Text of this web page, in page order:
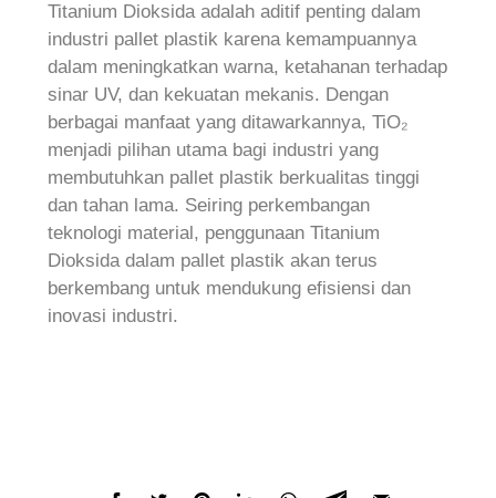
Titanium Dioksida adalah aditif penting dalam
industri pallet plastik karena kemampuannya
dalam meningkatkan warna, ketahanan terhadap
sinar UV, dan kekuatan mekanis. Dengan
berbagai manfaat yang ditawarkannya, TiO₂
menjadi pilihan utama bagi industri yang
membutuhkan pallet plastik berkualitas tinggi
dan tahan lama. Seiring perkembangan
teknologi material, penggunaan Titanium
Dioksida dalam pallet plastik akan terus
berkembang untuk mendukung efisiensi dan
inovasi industri.